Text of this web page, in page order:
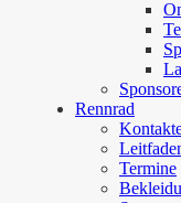
Rennrad
Termine